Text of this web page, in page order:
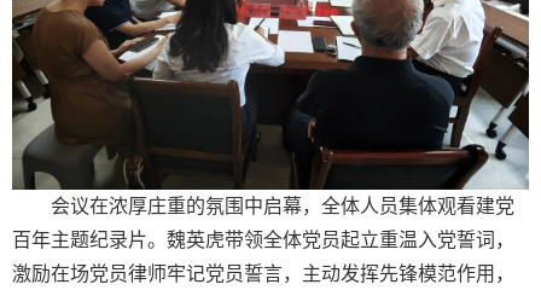
会议在浓厚庄重的氛围中启幕，全体人员集体观看建党
百年主题纪录片。魏英虎带领全体党员起立重温入党誓词，
激励在场党员律师牢记党员誓言，主动发挥先锋模范作用，